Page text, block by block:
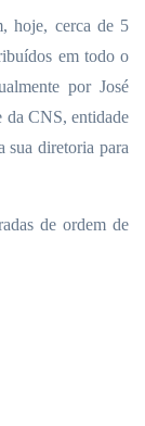
hoje, cerca de 5
em todo o
por José
da CNS, entidade
sua diretoria para
de ordem de